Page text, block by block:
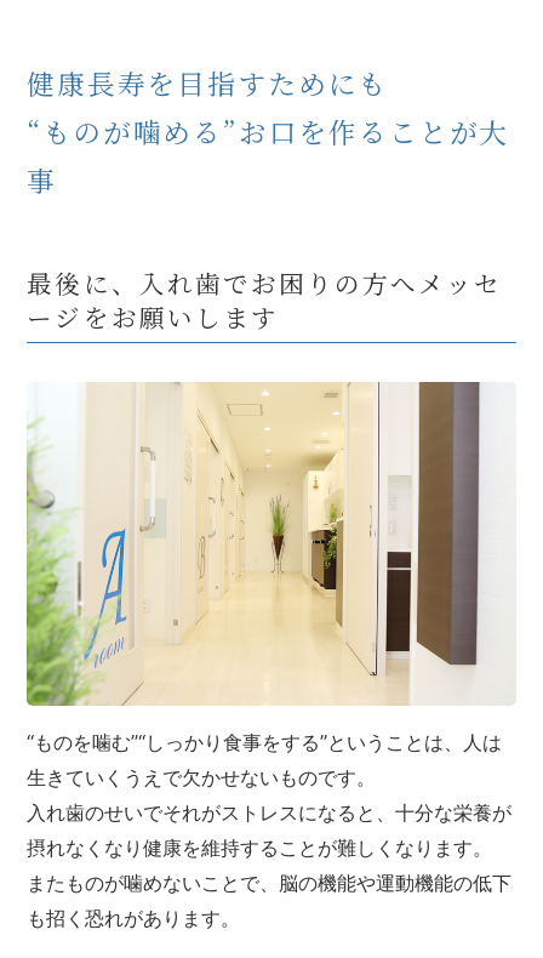
健康長寿を目指すためにも
“ものが噛める”お口を作ることが大
事
最後に、入れ歯でお困りの方へメッセ
ージをお願いします
“ものを噛む”“しっかり食事をする”ということは、人は
生きていくうえで欠かせないものです。
入れ歯のせいでそれがストレスになると、十分な栄養が
摂れなくなり健康を維持することが難しくなります。
またものが噛めないことで、脳の機能や運動機能の低下
も招く恐れがあります。